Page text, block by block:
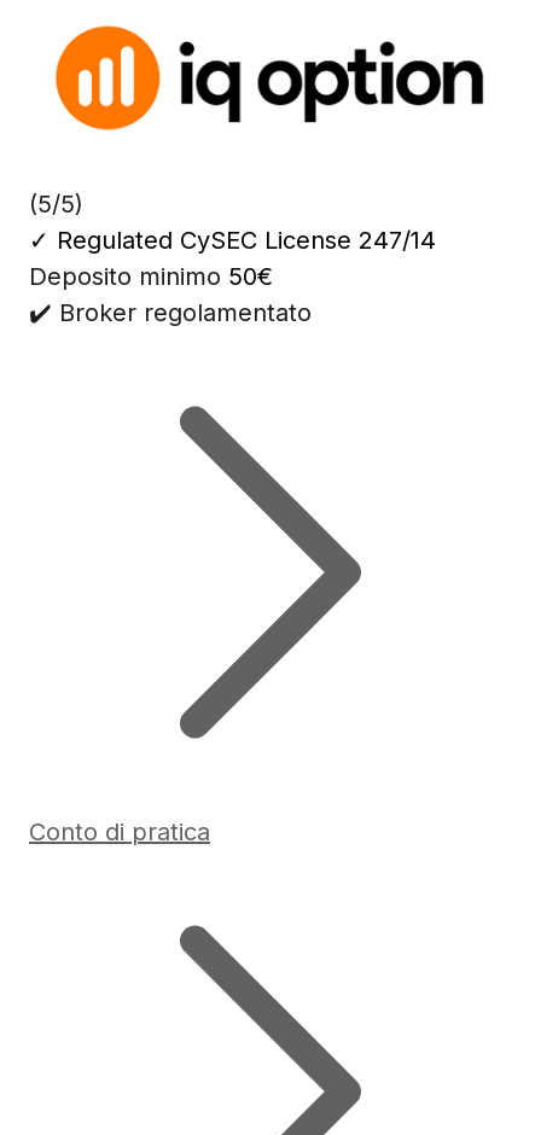
(5/5)
✓ Regulated CySEC License 247/14
Deposito minimo 50€
✔️ Broker regolamentato
Conto di pratica